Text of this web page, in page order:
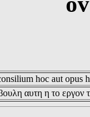
hoc aut opus
αυτη η το εργον